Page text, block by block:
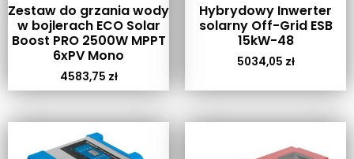
Zestaw do grzania wody
w bojlerach ECO Solar
Boost PRO 2500W MPPT
6xPV Mono
4583,75 zł
Hybrydowy Inwerter
solarny Off-Grid ESB
15kW-48
5034,05 zł